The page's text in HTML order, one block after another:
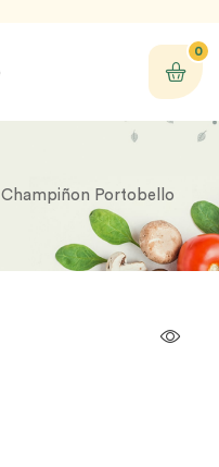
0
Champiñon Portobello